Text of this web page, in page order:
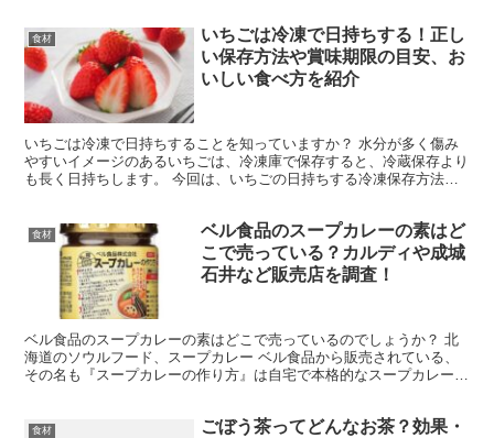
食材
いちごは冷凍で日持ちする！正し
い保存方法や賞味期限の目安、お
いしい食べ方を紹介
いちごは冷凍で日持ちすることを知っていますか？ 水分が多く傷み
やすいイメージのあるいちごは、冷凍庫で保存すると、冷蔵保存より
も長く日持ちします。 今回は、いちごの日持ちする冷凍保存方法や
食材
ベル食品のスープカレーの素はど
こで売っている？カルディや成城
石井など販売店を調査！
ベル食品のスープカレーの素はどこで売っているのでしょうか？ 北
海道のソウルフード、スープカレー ベル食品から販売されている、
その名も『スープカレーの作り方』は自宅で本格的なスープカレーが
食材
ごぼう茶ってどんなお茶？効果・